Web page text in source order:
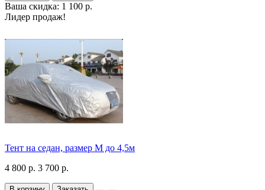
Ваша скидка: 1 100 р.
Лидер продаж!
Тент на седан, размер М до 4,5м
4 800 р. 3 700 р.